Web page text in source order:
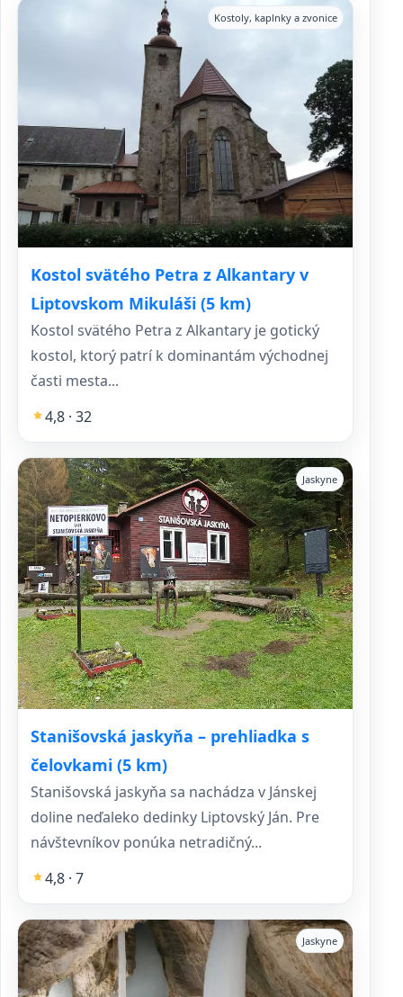
Kostol svätého Petra z Alkantary v
Liptovskom Mikuláši (5 km)
Kostoly, kaplnky a zvonice
Kostol svätého Petra z Alkantary je gotický
kostol, ktorý patrí k dominantám východnej
časti mesta...
4,8 · 32
Stanišovská jaskyňa – prehliadka s
čelovkami (5 km)
Jaskyne
Stanišovská jaskyňa sa nachádza v Jánskej
doline neďaleko dedinky Liptovský Ján. Pre
návštevníkov ponúka netradičný...
4,8 · 7
Jaskyne